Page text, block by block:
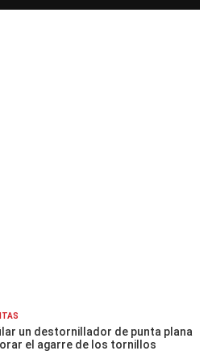
un destornillador de punta plana
el agarre de los tornillos